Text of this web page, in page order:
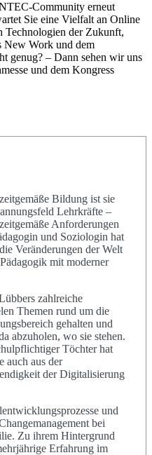
Community erneut
Sie eine Vielfalt an Online
Technologien der Zukunft,
New Work und dem
genug? – Dann sehen wir uns
und dem Kongress
Bildung ist sie
Lehrkräfte –
Anforderungen
und Soziologin hat
Veränderungen der Welt
mit moderner
zahlreiche
Themen rund um die
gehalten und
abzuholen, wo sie stehen.
Töchter hat
auch aus der
der Digitalisierung
und
bei
Zu ihrem Hintergrund
Erfahrung im